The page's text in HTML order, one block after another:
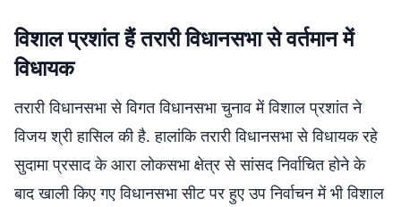
विशाल प्रशांत हैं तरारी विधानसभा से वर्तमान में
विधायक
तरारी विधानसभा से विगत विधानसभा चुनाव में विशाल प्रशांत ने
विजय श्री हासिल की है. हालांकि तरारी विधानसभा से विधायक रहे
सुदामा प्रसाद के आरा लोकसभा क्षेत्र से सांसद निर्वाचित होने के
बाद खाली किए गए विधानसभा सीट पर हुए उप निर्वाचन में भी विशाल